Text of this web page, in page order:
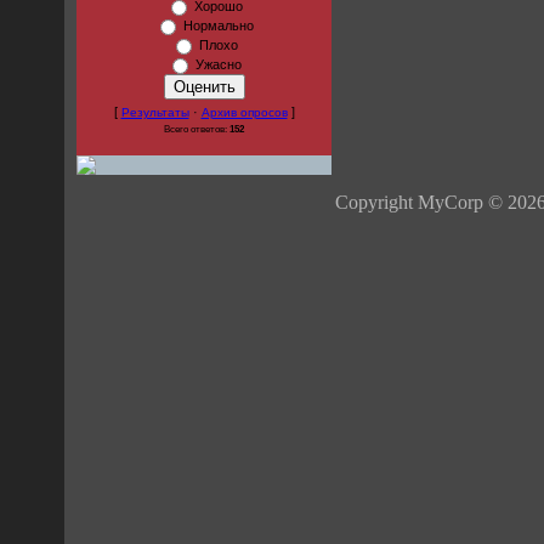
Хорошо
Нормально
Плохо
Ужасно
[ Результаты· Архив опросов]
Всего ответов: 152
Copyright MyCorp ©